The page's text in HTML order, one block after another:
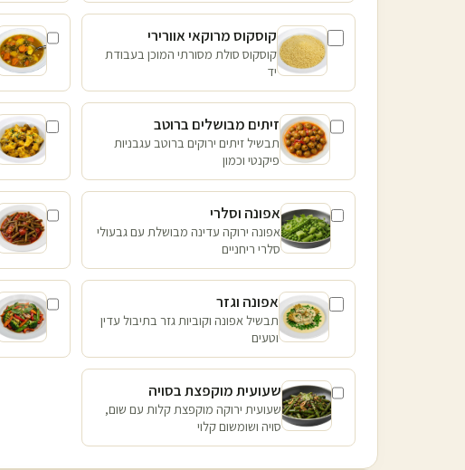
קוסקוס מרוקאי אוורירי
קוסקוס סולת מסורתי המוכן בעבודת
יד
זיתים מבושלים ברוטב
תבשיל זיתים ירוקים ברוטב עגבניות
פיקנטי וכמון
אפונה וסלרי
אפונה ירוקה עדינה מבושלת עם גבעולי
סלרי ריחניים
אפונה וגזר
תבשיל אפונה וקוביות גזר בתיבול עדין
וטעים
שעועית מוקפצת בסויה
שעועית ירוקה מוקפצת קלות עם שום,
סויה ושומשום קלוי